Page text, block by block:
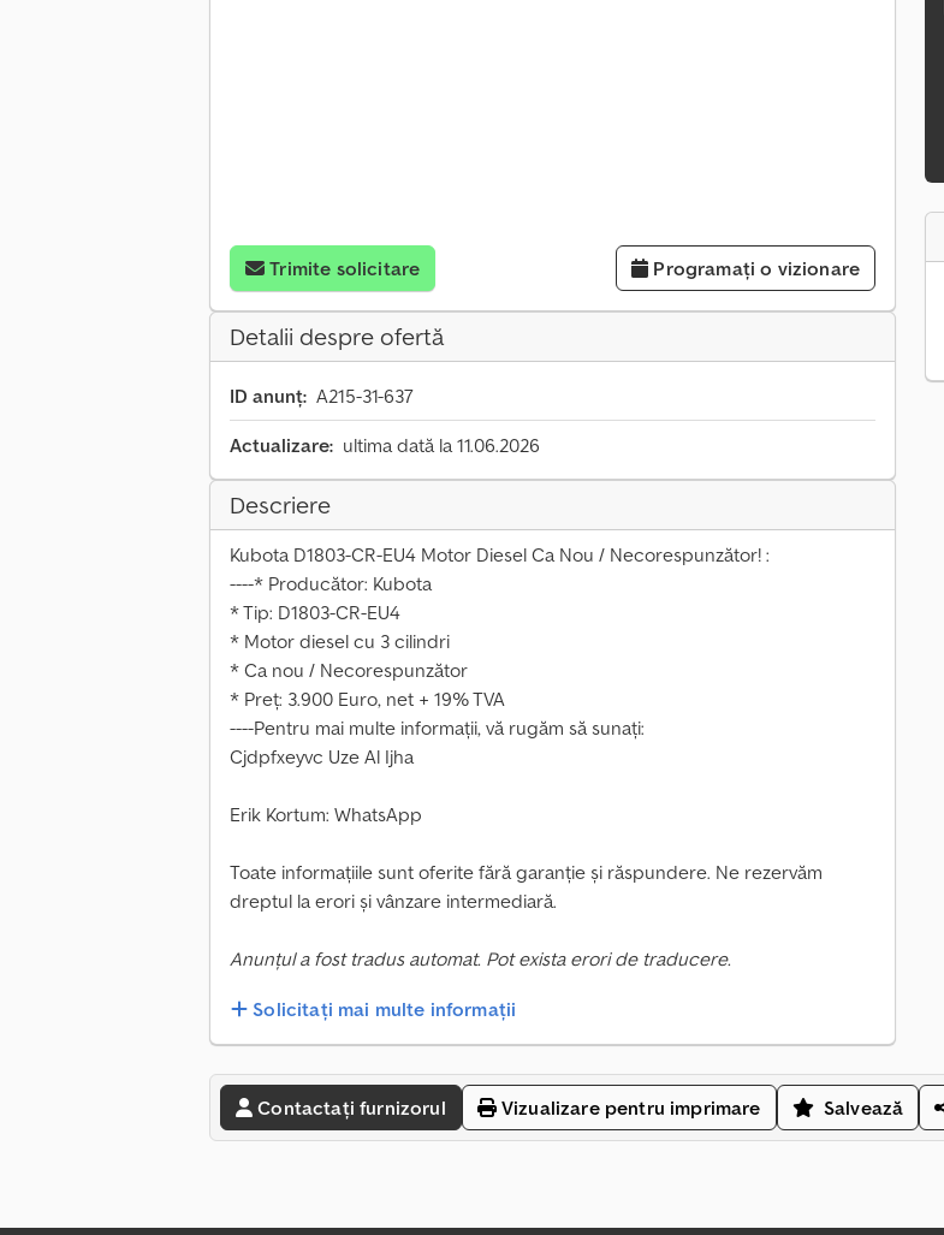
Trimite solicitare Programați o vizionare
Detalii despre ofertă
ID anunț: A215-31-637
Actualizare: ultima dată la 11.06.2026
Descriere
Kubota D1803-CR-EU4 Motor Diesel Ca Nou / Necorespunzător! :
----* Producător: Kubota
* Tip: D1803-CR-EU4
* Motor diesel cu 3 cilindri
* Ca nou / Necorespunzător
* Preț: 3.900 Euro, net + 19% TVA
----Pentru mai multe informații, vă rugăm să sunați:
Cjdpfxeyvc Uze Al Ijha
Erik Kortum: WhatsApp
Toate informațiile sunt oferite fără garanție și răspundere. Ne rezervăm
dreptul la erori și vânzare intermediară.
Anunțul a fost tradus automat. Pot exista erori de traducere.
Solicitați mai multe informații
Contactați furnizorul Vizualizare pentru imprimare Salvează